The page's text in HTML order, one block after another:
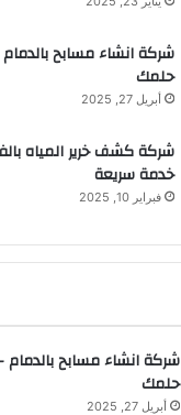
شركة انشاء مسابح
حلمك
أبريل 27, 2025
خدمة سريعة
فبراير 10, 2025
شركة انشاء مسابح
حلمك
أبريل 27, 2025